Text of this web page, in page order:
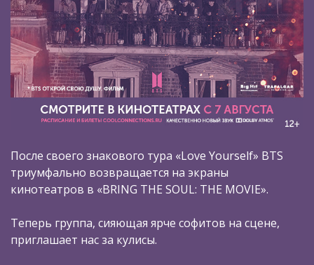
После своего знакового тура «Love Yourself» BTS
триумфально возвращается на экраны
кинотеатров в «BRING THE SOUL: THE MOVIE».
Теперь группа, сияющая ярче софитов на сцене,
приглашает нас за кулисы.